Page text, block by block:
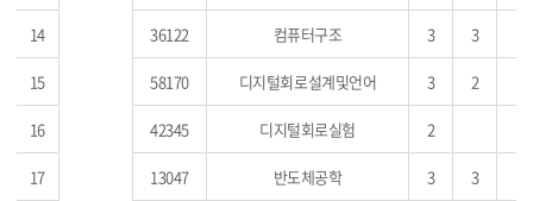
14 36122 컴퓨터구조 3 3
15 58170 디지털회로설계및언어 3 2
16 42345 디지털회로실험 2
17 13047 반도체공학 3 3